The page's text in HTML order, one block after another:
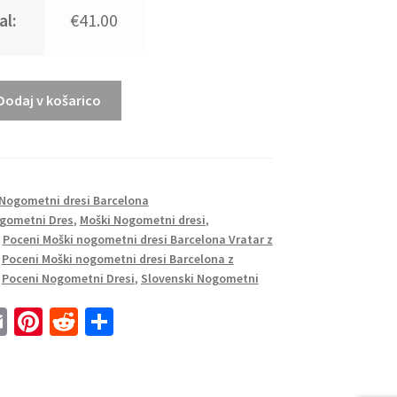
€41.00
v košarico
Nogometni dresi Barcelona
Dres, Moški Nogometni dresi,
Poceni Moški nogometni dresi Barcelona Vratar z
Poceni Moški nogometni dresi Barcelona z
Poceni Nogometni Dresi, Slovenski Nogometni
E Pi R S